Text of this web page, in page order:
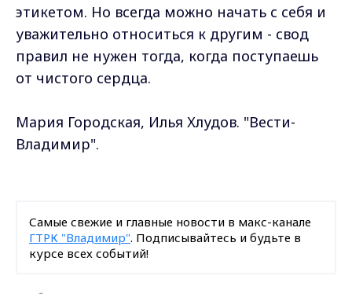
этикетом. Но всегда можно начать с себя и
уважительно относиться к другим - свод
правил не нужен тогда, когда поступаешь
от чистого сердца.
Мария Городская, Илья Хлудов. "Вести-
Владимир".
Самые свежие и главные новости в макс-канале
ГТРК "Владимир". Подписывайтесь и будьте в
курсе всех событий!